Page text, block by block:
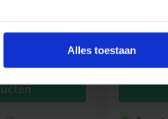
Alles toestaan
Vanaf
incl. btw